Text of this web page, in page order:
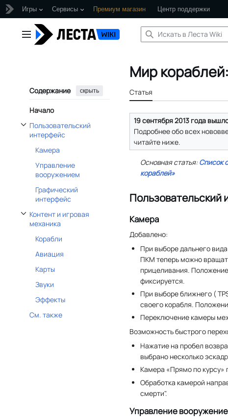
Игры Сервисы Премиум магазин Центр поддержки
содержанию
Главное меню
Содержание скрыть
Начало
Пользовательский
интерфейс
Отобразить/Скрыть подраздел Пользовательский интерфейс
Камера
Управление
вооружением
Графический
интерфейс
Контент и игровая
механика
Отобразить/Скрыть подраздел Контент и игровая механика
Корабли
Авиация
Карты
Звуки
Эффекты
См. также
Мир
Статья
19 сентября 2013 года
Подробнее обо всех
читайте ниже.
Основная статья:Список
кораблей»
Пользовательский
Камера
Добавлено:
При выборе дальнего
ПКМ теперь можно
прицеливания.
фиксируется.
При выборе ближнего (
своего корабля.
Переключение камеры
Возможность быстрого
Нажатие на пробел
выбрано несколько
Камера «Прямо по
Обработка камерой
смерти".
Управление